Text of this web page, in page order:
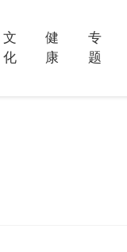
文
化
健
康
专
题